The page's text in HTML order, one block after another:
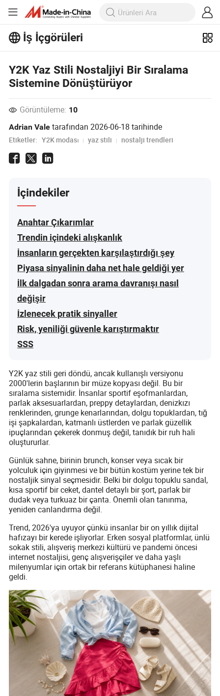
İş İçgörüleri
makaleleri keşfedin!
Daha Fazla Göster
Y2K Yaz Stili Nostaljiyi Bir Sıralama
Sistemine Dönüştürüyor
Görüntüleme: 10
Adrian Vale tarafından2026-06-18 tarihinde
Etiketler: Y2K modası yaz stili nostalji trendleri
İçindekiler
Anahtar Çıkarımlar
Trendin içindeki alışkanlık
İnsanların gerçekten karşılaştırdığı şey
Piyasa sinyalinin daha net hale geldiği yer
İlk dalgadan sonra arama davranışı nasıl
değişir
İzlenecek pratik sinyaller
Risk, yeniliği güvenle karıştırmaktır
SSS
Y2K yaz stili geri döndü, ancak kullanışlı versiyonu
2000'lerin başlarının bir müze kopyası değil. Bu bir
sıralama sistemidir. İnsanlar sportif eşofmanlardan,
parlak aksesuarlardan, preppy detaylardan, denizkızı
renklerinden, grunge kenarlarından, dolgu topuklardan, tığ
işi şapkalardan, katmanlı üstlerden ve parlak güzellik
ipuçlarından çekerek donmuş değil, tanıdık bir ruh hali
oluştururlar.
Günlük sahne, birinin brunch, konser veya sıcak bir
yolculuk için giyinmesi ve bir bütün kostüm yerine tek bir
nostaljik sinyal seçmesidir. Belki bir dolgu topuklu sandal,
kısa sportif bir ceket, dantel detaylı bir şort, parlak bir
dudak veya turkuaz bir çanta. Önemli olan tanınma,
yeniden canlandırma değil.
Trend, 2026'ya uyuyor çünkü insanlar bir on yıllık dijital
hafızayı bir kerede işliyorlar. Erken sosyal platformlar, ünlü
sokak stili, alışveriş merkezi kültürü ve pandemi öncesi
internet nostaljisi, genç alışverişçiler ve daha yaşlı
milenyumlar için ortak bir referans kütüphanesi haline
geldi.